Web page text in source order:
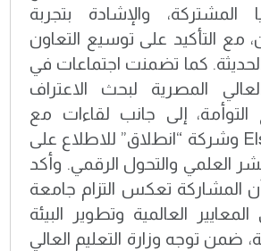
المشتركة، والإشادة بتجربة
مع التأكيد على توسيع التعاون
كما تضمنت اجتماعات في
المصرية لبحث الاعتراف
التوأمة، إلى جانب لقاءات مع
مؤسسة Elsevier وشركة “انطلاق” للاطلاع على
العلمي والتحول الرقمي. وأكد
المشاركة تعكس التزام جامعة
العالمية وتطوير البيئة
ضمن توجه وزارة التعليم العالي